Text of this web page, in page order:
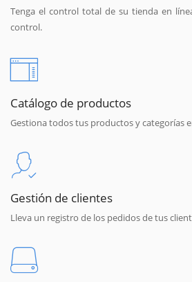
Tenga el control total de su tienda en
control.
Catálogo de productos
Gestiona todos tus productos y categorías
Gestión de clientes
Lleva un registro de los pedidos de tus